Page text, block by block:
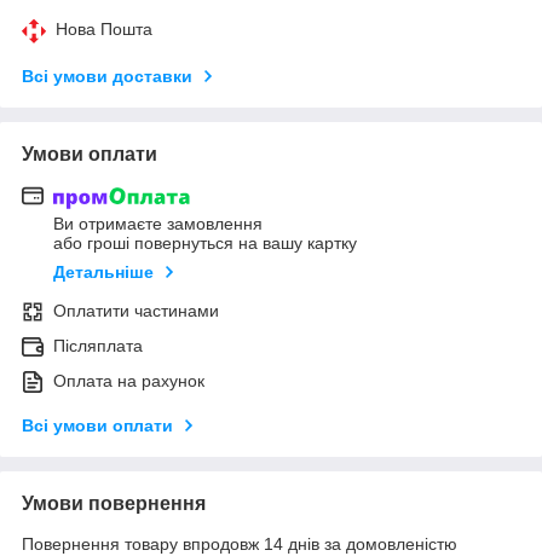
Нова Пошта
Всі умови доставки
Умови оплати
Ви отримаєте замовлення
або гроші повернуться на вашу картку
Детальніше
Оплатити частинами
Післяплата
Оплата на рахунок
Всі умови оплати
Умови повернення
Повернення товару впродовж 14 днів за домовленістю